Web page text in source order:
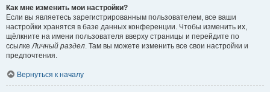
Как мне изменить мои настройки?
Если вы являетесь зарегистрированным пользователем, все ваши
настройки хранятся в базе данных конференции. Чтобы изменить их,
щёлкните на имени пользователя вверху страницы и перейдите по
ссылкеЛичный раздел. Там вы можете изменить все свои настройки и
предпочтения.
Вернуться к началу